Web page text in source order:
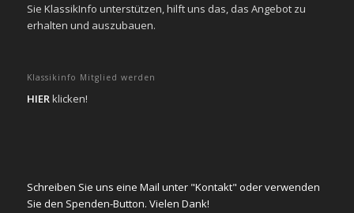
Sie KlassikInfo unterstützen, hilft uns das, das Angebot zu
erhalten und auszubauen.
Klassikinfo Mitglied werden
HIERklicken!
Schreiben Sie uns eine Mail unter "Kontakt" oder verwenden
Sie den Spenden-Button. Vielen Dank!